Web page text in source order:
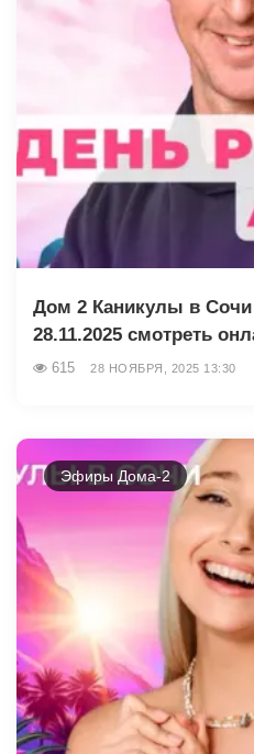
Дом 2 Каникулы в
28.11.2025 смотреть
615 28 НОЯБРЯ, 2025 13:30
Эфиры Дома-2